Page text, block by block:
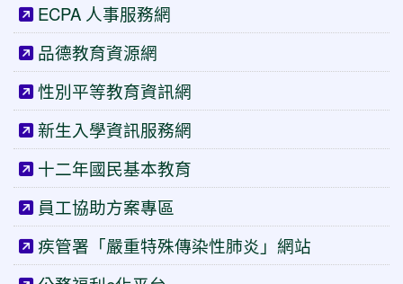
ECPA 人事服務網
品德教育資源網
性別平等教育資訊網
新生入學資訊服務網
十二年國民基本教育
員工協助方案專區
疾管署「嚴重特殊傳染性肺炎」網站